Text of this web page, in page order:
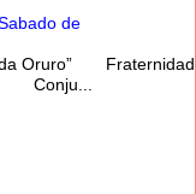
de
Oruro” Fraternidad